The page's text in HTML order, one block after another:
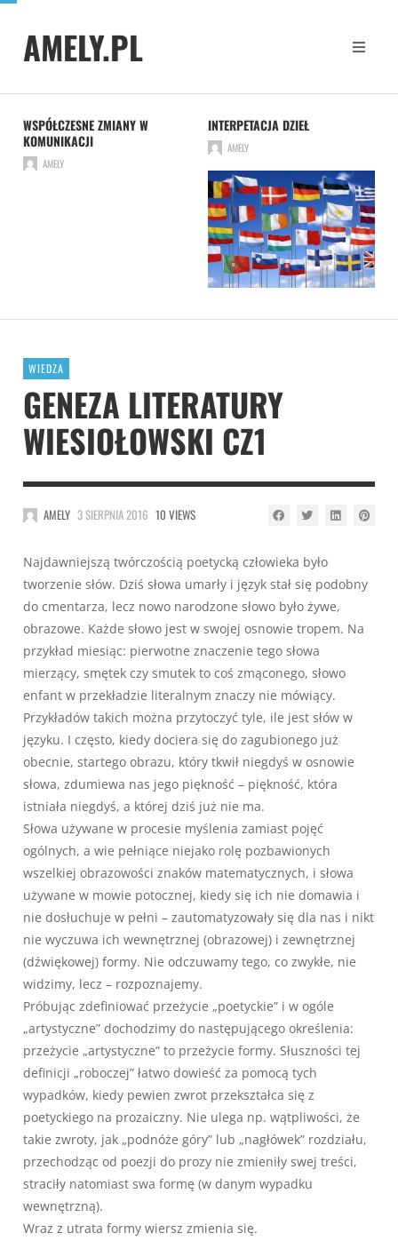
AMELY.PL
WSPÓŁCZESNE ZMIANY W
KOMUNIKACJI
AMELY
INTERPETACJA DZIEŁ
AMELY
WIEDZA
GENEZA LITERATURY
WIESIOŁOWSKI CZ1
AMELY 3 SIERPNIA 2016 10 VIEWS
Najdawniejszą twórczością poetycką człowieka było
tworzenie słów. Dziś słowa umarły i język stał się podobny
do cmentarza, lecz nowo narodzone słowo było żywe,
obrazowe. Każde słowo jest w swojej osnowie tropem. Na
przykład miesiąc: pierwotne znaczenie tego słowa
mierzący, smętek czy smutek to coś zmąconego, słowo
enfant w przekładzie literalnym znaczy nie mówiący.
Przykładów takich można przytoczyć tyle, ile jest słów w
języku. I często, kiedy dociera się do zagubionego już
obecnie, startego obrazu, który tkwił niegdyś w osnowie
słowa, zdumiewa nas jego piękność – piękność, która
istniała niegdyś, a której dziś już nie ma.
Słowa używane w procesie myślenia zamiast pojęć
ogólnych, a wie pełniące niejako rolę pozbawionych
wszelkiej obrazowości znaków matematycznych, i słowa
używane w mowie potocznej, kiedy się ich nie domawia i
nie dosłuchuje w pełni – zautomatyzowały się dla nas i nikt
nie wyczuwa ich wewnętrznej (obrazowej) i zewnętrznej
(dźwiękowej) formy. Nie odczuwamy tego, co zwykłe, nie
widzimy, lecz – rozpoznajemy.
Próbując zdefiniować przeżycie „poetyckie” i w ogóle
„artystyczne” dochodzimy do następującego określenia:
przeżycie „artystyczne” to przeżycie formy. Słuszności tej
definicji „roboczej” łatwo dowieść za pomocą tych
wypadków, kiedy pewien zwrot przekształca się z
poetyckiego na prozaiczny. Nie ulega np. wątpliwości, że
takie zwroty, jak „podnóże góry” lub „nagłówek” rozdziału,
przechodząc od poezji do prozy nie zmieniły swej treści,
straciły natomiast swa formę (w danym wypadku
wewnętrzną).
Wraz z utrata formy wiersz zmienia się.